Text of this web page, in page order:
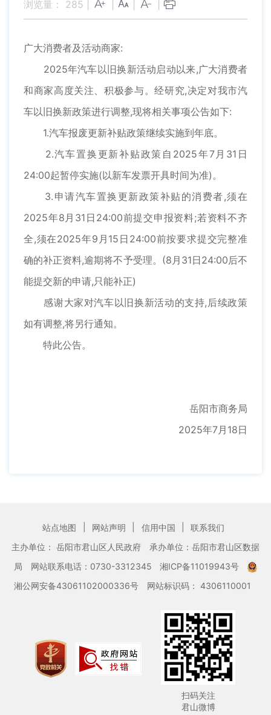
浏览量： 285
广大消费者及活动商家:
2025年汽车以旧换新活动启动以来,广大消费者
和商家高度关注、积极参与。经研究,决定对我市汽
车以旧换新政策进行调整,现将相关事项公告如下:
1.汽车报废更新补贴政策继续实施到年底。
2.汽车置换更新补贴政策自2025年7月31日
24:00起暂停实施(以新车发票开具时间为准)。
3.申请汽车置换更新政策补贴的消费者,须在
2025年8月31日24:00前提交申报资料;若资料不齐
全,须在2025年9月15日24:00前按要求提交完整准
确的补正资料,逾期将不予受理。(8月31日24:00后不
能提交新的申请,只能补正)
感谢大家对汽车以旧换新活动的支持,后续政策
如有调整,将另行通知。
特此公告。
岳阳市商务局
2025年7月18日
站点地图 网站声明 信用中国
联系我们
主办单位： 岳阳市君山区人民政府
承办单位：岳阳市君山区数据
局
网站联系电话：0730-3312345
湘ICP备11019943号
湘公网安备43061102000336号
网站标识码： 4306110001
扫码关注
君山微博